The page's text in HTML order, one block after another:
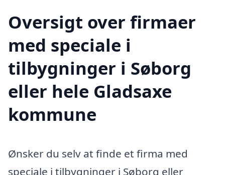
Oversigt over firmaer
med speciale i
tilbygninger i Søborg
eller hele Gladsaxe
kommune
Ønsker du selv at finde et firma med
speciale i tilbygninger i Søborg eller